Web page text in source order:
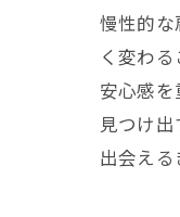
慢性的な
く変わ
安心感
見つけ
出会える